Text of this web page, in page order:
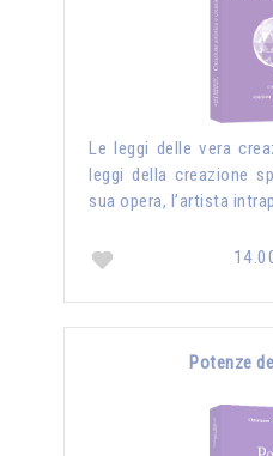
Le leggi delle vera
leggi della creazione
sua opera, l’artista
Potenze